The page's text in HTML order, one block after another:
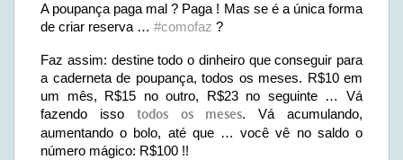
A poupança paga mal ? Paga ! Mas se é a única forma
de criar reserva … #comofaz ?
Faz assim: destine todo o dinheiro que conseguir para
a caderneta de poupança, todos os meses. R$10 em
um mês, R$15 no outro, R$23 no seguinte … Vá
fazendo issotodos os meses. Vá acumulando,
aumentando o bolo, até que … você vê no saldo o
número mágico: R$100 !!